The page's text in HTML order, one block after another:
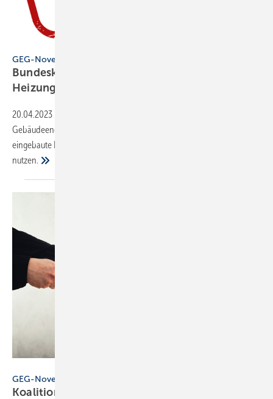
GEG-Novelle
Bundeskabinett: 65 % Erneuer­bare für neue
Heizungen ab
20.04.2023
Gebäudeenergiegesetzes beschlossen: Ab 2024 soll jede neu
eingebaute Heizung mindestens 65 % erneuerbare Energien
nutzen.
GEG-Novelle
Koalitionsausschuss bestätigt 65-%-EE-